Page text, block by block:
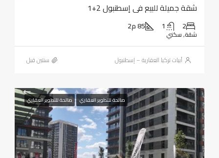
شقة جميلة للبيع في إسطنبول 2+1
2
1 85 م2
شقة, سكني
أبيات تركيا العقارية – إسطنبول ‏سنتين قبل
صالحة للتطوير العقاري صالحة للتطوير العقاري